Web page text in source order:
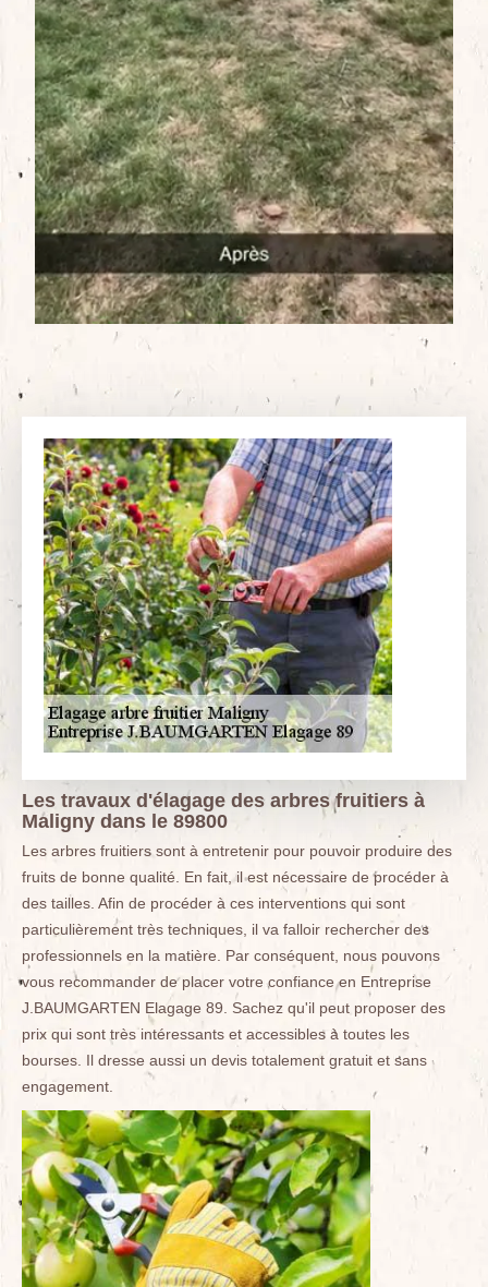
Les travaux d'élagage des arbres fruitiers à
Maligny dans le 89800
Les arbres fruitiers sont à entretenir pour pouvoir produire des
fruits de bonne qualité. En fait, il est nécessaire de procéder à
des tailles. Afin de procéder à ces interventions qui sont
particulièrement très techniques, il va falloir rechercher des
professionnels en la matière. Par conséquent, nous pouvons
vous recommander de placer votre confiance en Entreprise
J.BAUMGARTEN Elagage 89. Sachez qu'il peut proposer des
prix qui sont très intéressants et accessibles à toutes les
bourses. Il dresse aussi un devis totalement gratuit et sans
engagement.